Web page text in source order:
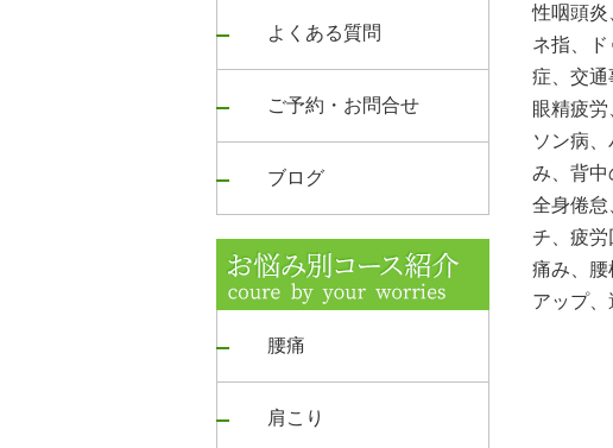
よくある質問
ご予約・お問合せ
ブログ
腰痛
肩こり
性咽頭炎
ネ指、
症、交通
眼精疲
ソン病
み、背中
全身倦怠
チ、疲労
痛み、腰
アップ、